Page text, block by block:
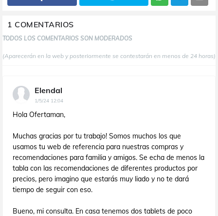
1 COMENTARIOS
TODOS LOS COMENTARIOS SON MODERADOS
(Aparecerán en la web y posteriormente se contestarán en menos de 24 horas)
Elendal
1/5/24 12:04
Hola Ofertaman,
Muchas gracias por tu trabajo! Somos muchos los que
usamos tu web de referencia para nuestras compras y
recomendaciones para familia y amigos. Se echa de menos la
tabla con las recomendaciones de diferentes productos por
precios, pero imagino que estarás muy liado y no te dará
tiempo de seguir con eso.
Bueno, mi consulta. En casa tenemos dos tablets de poco